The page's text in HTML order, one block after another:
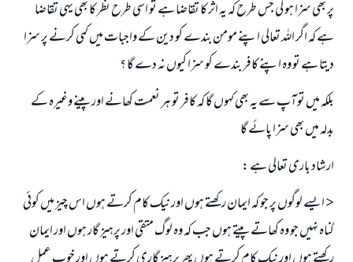
پر بھی سزا ہو گی جس طرح کہ یہ اثر کا تقاضا ہے تو اسی طرح نظر کا بھی یہی تقاضا
ہے کہ اگر اللہ تعالی اپنے مومن بندے کو دین کے واجبات میں کمی کرنے پر سزا
دیتا ہے تو وہ اپنے کافر بندے کو سزا کیوں نہ دے گا ؟
بلکہ میں تو آپ سے یہ بھی کہوں گا کہ کافر تو ہر نعمت کھانے اور پینے وغیرہ کے
بدلہ میں بھی سزا پائے گا
ارشاد باری تعالی ہے :
< ایسے لوگوں پر جو کہ ایمان رکھتے ہوں اور نیک کام کرتے ہوں اس چیز میں کوئی
گناہ نہیں جو وہ کھاتے پیتے ہوں جب کہ وہ لوگ متقی اور پرہیز گار ہوں اور ایمان